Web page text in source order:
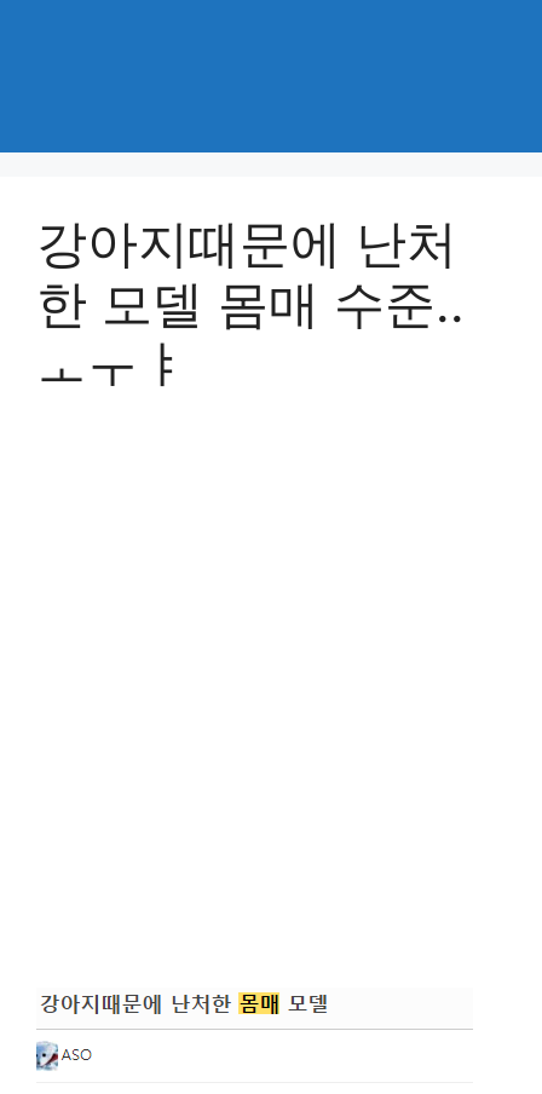
강아지때문에 난처
한 모델 몸매 수준..
ㅗㅜㅑ